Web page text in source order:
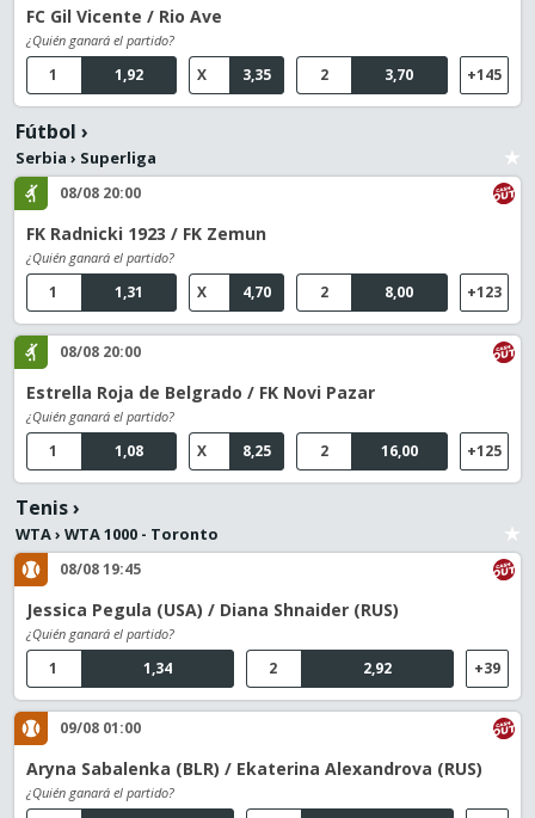
FC Gil Vicente / Rio Ave
¿Quién ganará el partido?
1,92
1 3,35
X 3,70
2 +145
Fútbol ›
Serbia › Superliga
08/08 20:00
FK Radnicki 1923 / FK Zemun
¿Quién ganará el partido?
1,31
1 4,70
X 8,00
2 +123
08/08 20:00
Estrella Roja de Belgrado / FK Novi Pazar
¿Quién ganará el partido?
1,08
1 8,25
X 16,00
2 +125
Tenis›
WTA› WTA 1000 - Toronto
08/08 19:45
Jessica Pegula (USA) / Diana Shnaider (RUS)
¿Quién ganará el partido?
1,34
1 2,92
2 +39
09/08 01:00
Aryna Sabalenka (BLR) / Ekaterina Alexandrova (RUS)
¿Quién ganará el partido?